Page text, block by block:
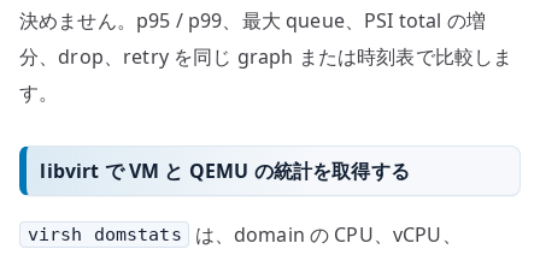
決めません。p95 / p99、最大 queue、PSI total の増
分、drop、retry を同じ graph または時刻表で比較しま
す。
libvirt で VM と QEMU の統計を取得する
virsh domstats
は、domain の CPU、vCPU、